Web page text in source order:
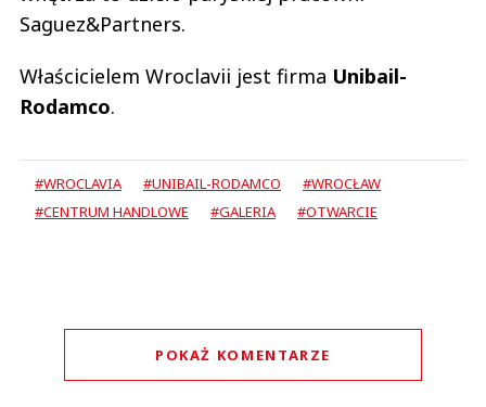
Saguez&Partners.
Właścicielem Wroclavii jest firma Unibail-
Rodamco.
#WROCLAVIA #UNIBAIL-RODAMCO
#WROCŁAW
#CENTRUM HANDLOWE
#GALERIA #OTWARCIE
POKAŻ KOMENTARZE